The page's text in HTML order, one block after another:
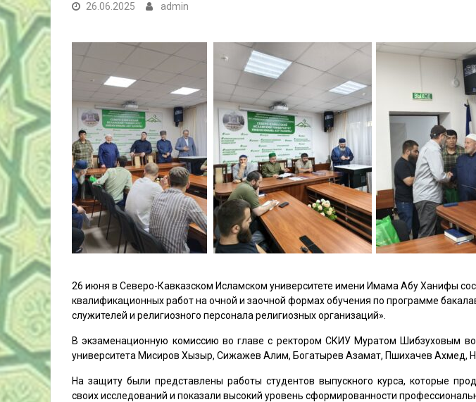
26.06.2025 admin
26 июня в Северо-Кавказском Исламском университете имени Имама Абу Ханифы
квалификационных работ на очной и заочной формах обучения по программе
служителей и религиозного персонала религиозных организаций».
В экзаменационную комиссию во главе с ректором СКИУ Муратом Шибзуховым
университета Мисиров Хызыр, Сижажев Алим, Богатырев Азамат, Пшихачев Ахмед,
На защиту были представлены работы студентов выпускного курса, которые
своих исследований и показали высокий уровень сформированности